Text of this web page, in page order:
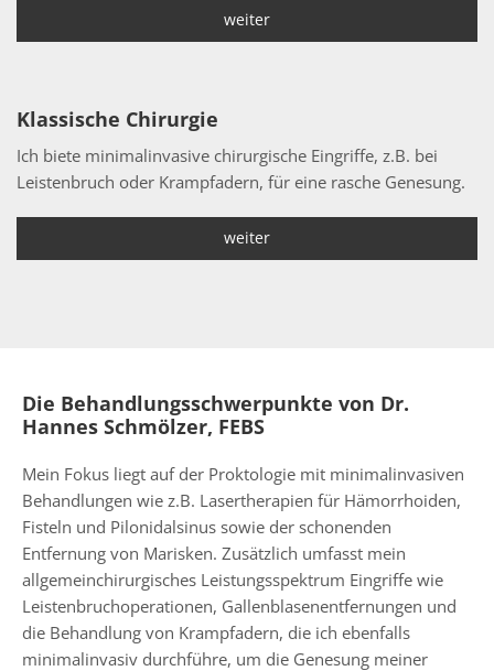
weiter
Klassische Chirurgie
Ich biete minimalinvasive chirurgische Eingriffe, z.B. bei
Leistenbruch oder Krampfadern, für eine rasche Genesung.
weiter
Die Behandlungsschwerpunkte von Dr.
Hannes Schmölzer, FEBS
Mein Fokus liegt auf der Proktologie mit minimalinvasiven
Behandlungen wie z.B. Lasertherapien für Hämorrhoiden,
Fisteln und Pilonidalsinus sowie der schonenden
Entfernung von Marisken. Zusätzlich umfasst mein
allgemeinchirurgisches Leistungsspektrum Eingriffe wie
Leistenbruchoperationen, Gallenblasenentfernungen und
die Behandlung von Krampfadern, die ich ebenfalls
minimalinvasiv durchführe, um die Genesung meiner